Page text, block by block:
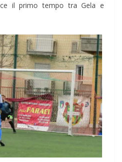
il primo tempo tra Gela e